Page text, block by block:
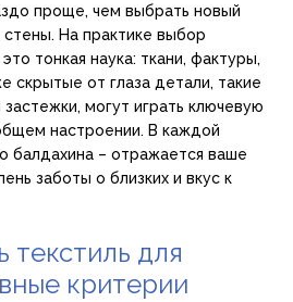
проще, чем выбрать новый
На практике выбор
тонкая наука: ткани, фактуры,
скрытые от глаза детали, такие
могут играть ключевую
настроении. В каждой
балдахина – отражается ваше
заботы о близких и вкус к
текстиль для
критерии